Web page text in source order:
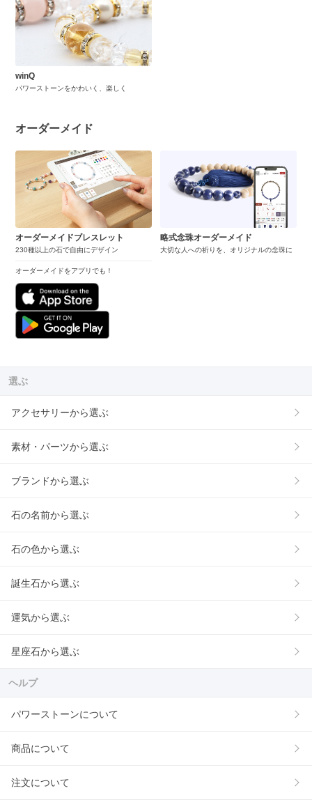
winQ
パワーストーンをかわいく、楽しく
オーダーメイド
オーダーメイドブレスレット
230種以上の石で自由にデザイン
オーダーメイドをアプリでも！
略式念珠オーダーメイド
大切な人への祈りを、オリジナルの念珠に
選ぶ
アクセサリーから選ぶ
素材・パーツから選ぶ
ブランドから選ぶ
石の名前から選ぶ
石の色から選ぶ
誕生石から選ぶ
運気から選ぶ
星座石から選ぶ
ヘルプ
パワーストーンについて
商品について
注文について